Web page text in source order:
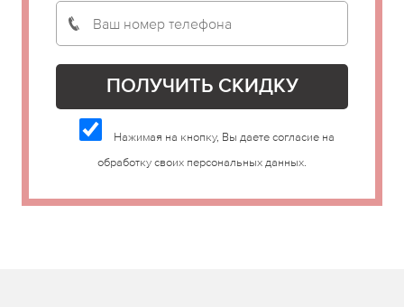
Нажимая на кнопку, Вы даете согласие на
обработку своих персональных данных.